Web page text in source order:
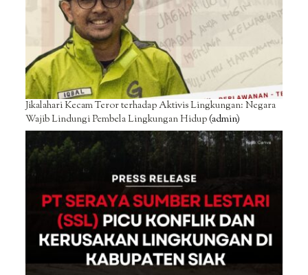
Jikalahari Kecam Teror terhadap Aktivis Lingkungan: Negara
Wajib Lindungi Pembela Lingkungan Hidup(admin)